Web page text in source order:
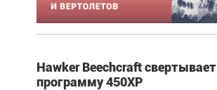
Hawker Beechcraft свертывает
программу 450ХР